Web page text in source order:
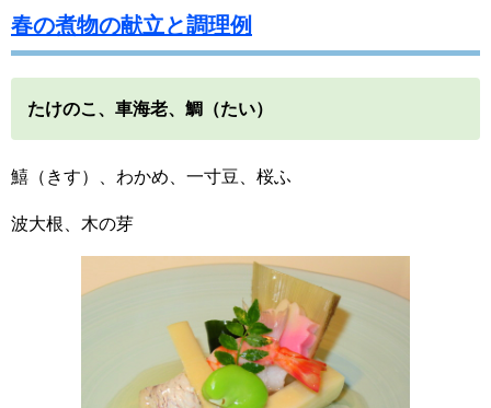
春の煮物の献立と調理例
たけのこ、車海老、鯛（たい）
鱚（きす）、わかめ、一寸豆、桜ふ
波大根、木の芽